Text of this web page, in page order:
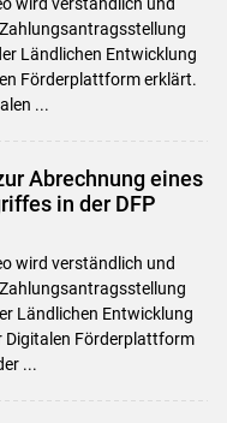
Ländlichen Entwicklung
Förderplattform erklärt.
...
Abrechnung eines
in der DFP
wird verständlich und
Ländlichen Entwicklung
Digitalen Förderplattform
...